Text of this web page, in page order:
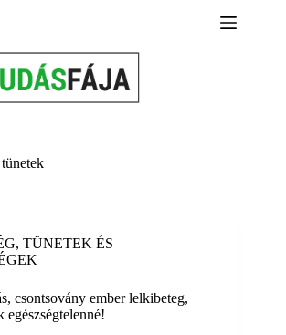
, TÜNETEK ÉS
csontsovány ember lelkibeteg,
egészségtelenné!